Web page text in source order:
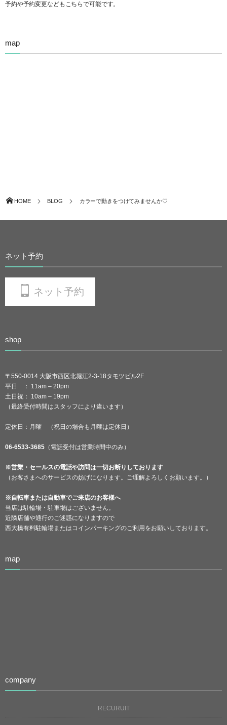
予約や予約変更などもこちらで可能です。
map
HOME BLOG カラーで動きをつけてみませんか♡
ネット予約
ネット予約
shop
〒550-0014 大阪市西区北堀江2-3-18タモツビル2F
平日 ： 11am – 20pm
土日祝： 10am – 19pm
（最終受付時間はスタッフにより違います）
定休日：月曜 （祝日の場合も月曜は定休日）
06-6533-3685 （電話受付は営業時間中のみ）
※営業・セールスの電話や訪問は一切お断りしております
（お客さまへのサービスの妨げになります。ご理解よろしくお願います。）
※自転車または自動車でご来店のお客様へ
当店は駐輪場・駐車場はございません。
近隣店舗や通行のご迷惑になりますので
西大橋有料駐輪場またはコインパーキングのご利用をお願いしております。
map
company
RECURUIT